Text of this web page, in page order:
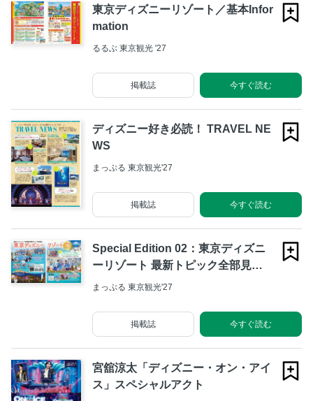
東京ディズニーリゾート／基本Infor
mation
るるぶ 東京観光 '27
今すぐ読む
掲載誌
ディズニー好き必読！ TRAVEL NE
WS
まっぷる 東京観光'27
今すぐ読む
掲載誌
Special Edition 02：東京ディズニ
ーリゾート 最新トピック全部見
せ！！／ただいまバズり中 東京ディ
グ・ジュビリー”
まっぷる 東京観光'27
今すぐ読む
掲載誌
宮舘涼太「ディズニー・オン・アイ
ス」スペシャルアクト